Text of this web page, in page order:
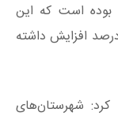
ابتدای سال تاکنون ۲۵۶ تن بوده است که این
نسبت به مدت مشابه سال گذشته ۵ درصد افزایش داشته
کرد: شهرستان‌های